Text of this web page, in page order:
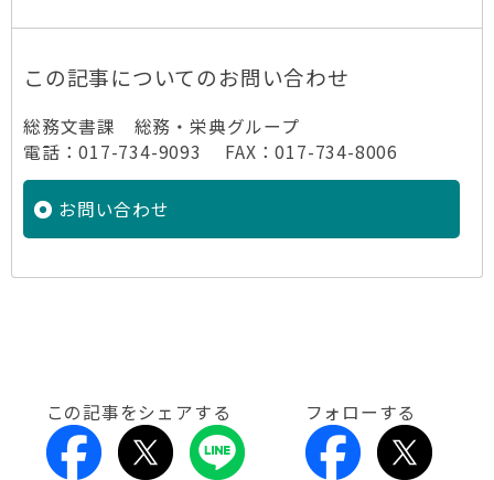
この記事についてのお問い合わせ
総務文書課 総務・栄典グループ
電話：017-734-9093 FAX：017-734-8006
お問い合わせ
この記事をシェアする フォローする